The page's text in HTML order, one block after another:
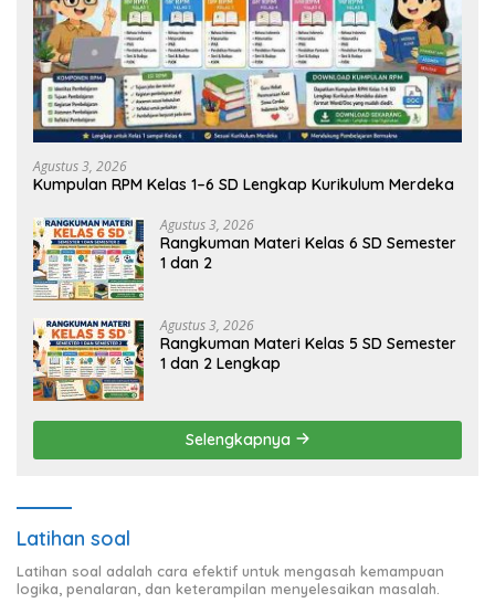
Agustus 3, 2026
Kumpulan RPM Kelas 1–6 SD Lengkap Kurikulum Merdeka
Agustus 3, 2026
Rangkuman Materi Kelas 6 SD Semester
1 dan 2
Agustus 3, 2026
Rangkuman Materi Kelas 5 SD Semester
1 dan 2 Lengkap
Selengkapnya
Latihan soal
Latihan soal adalah cara efektif untuk mengasah kemampuan
logika, penalaran, dan keterampilan menyelesaikan masalah.